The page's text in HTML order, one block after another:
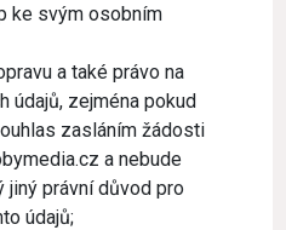
ke svým osobním
a také právo na
údajů, zejména pokud
zasláním žádosti
a nebude
jiný právní důvod pro
údajů;